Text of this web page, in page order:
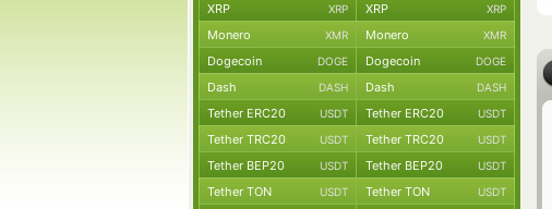
XRP XRP XRP XRP
Monero XMR Monero XMR
Dogecoin DOGE Dogecoin DOGE
Dash DASH Dash DASH
Tether ERC20 USDT Tether ERC20 USDT
Tether TRC20 USDT Tether TRC20 USDT
Tether BEP20 USDT Tether BEP20 USDT
Tether TON USDT Tether TON USDT